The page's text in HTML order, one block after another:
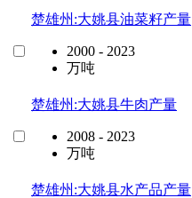
楚雄州:大姚县油菜籽产量
2000 - 2023
万吨
楚雄州:大姚县牛肉产量
2008 - 2023
万吨
楚雄州:大姚县水产品产量